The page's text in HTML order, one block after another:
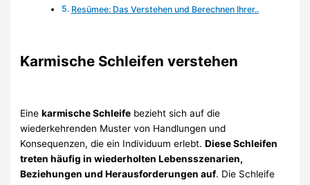
Resümee: Das Verstehen und Berechnen Ihrer..
Karmische Schleifen verstehen
Einekarmische Schleife bezieht sich auf die
wiederkehrenden Muster von Handlungen und
Konsequenzen, die ein Individuum erlebt.Diese Schleifen
treten häufig in wiederholten Lebensszenarien,
Beziehungen und Herausforderungen auf. Die Schleife